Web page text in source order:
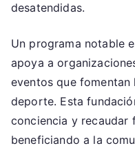
desatendidas.
Un programa notable
apoya a
eventos que
deporte. Esta
conciencia y recaudar
beneficiando a la